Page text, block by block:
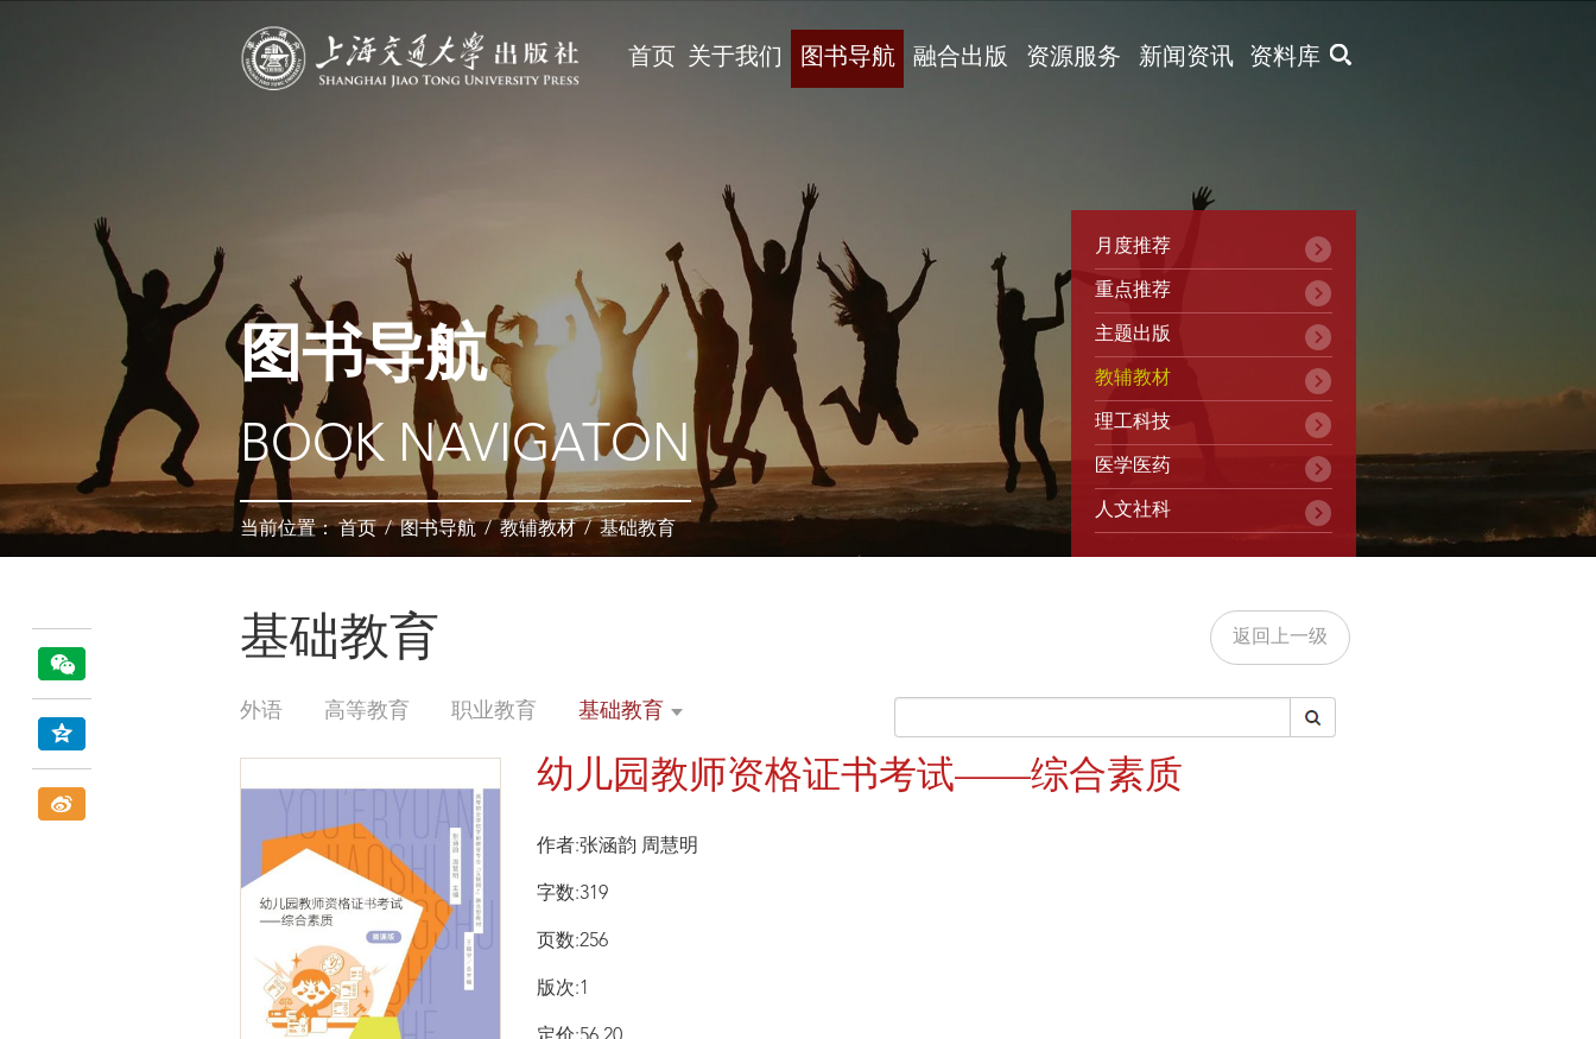
X
首页 关于我们 图书导航 融合出版 资源服务 新闻资讯 资料库
图书导航
BOOK NAVIGATON
当前位置：首页/图书导航 / 教辅教材 / 基础教育
月度推荐
重点推荐
主题出版
教辅教材
理工科技
医学医药
人文社科
基础教育 返回上一级
外语 高等教育 职业教育 基础教育
幼儿园教师资格证书考试——综合素质
作者:张涵韵 周慧明
字数:319
页数:256
版次:1